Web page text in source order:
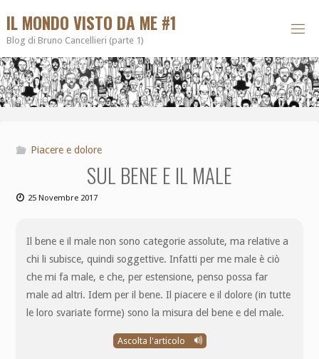
IL MONDO VISTO DA ME #1
Blog di Bruno Cancellieri (parte 1)
Piacere e dolore
SUL BENE E IL MALE
25 Novembre 2017
Il bene e il male non sono categorie assolute, ma relative a
chi li subisce, quindi soggettive. Infatti per me male è ciò
che mi fa male, e che, per estensione, penso possa far
male ad altri. Idem per il bene. Il piacere e il dolore (in tutte
le loro svariate forme) sono la misura del bene e del male.
Ascolta l'articolo